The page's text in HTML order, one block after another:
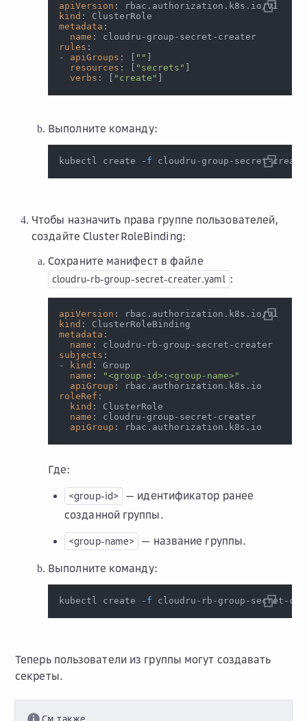
apiVersion :
rbac.authorization.k8s.io/v1
kind :
ClusterRole
metadata :
name : cloudru -group - secret - creater
rules :
-
apiGroups : ""
resources : "secrets"
verbs : "create"
Выполните команду:
kubectl create -f cloudru-group-secret-
Чтобы назначить права группе пользователей,
создайте ClusterRoleBinding:
Сохраните манифест в файле
cloudru-rb-group-secret-creater.yaml :
apiVersion :
rbac.authorization.k8s.io/v1
kind :
ClusterRoleBinding
metadata :
name : cloudru - rb -group - secret - creater
subjects :
-
kind :
Group
name :
"<group-id>:<group-name>"
apiGroup :
rbac.authorization.k8s.io
roleRef :
kind :
ClusterRole
name : cloudru -group - secret - creater
apiGroup : rbac.authorization.k8s.io
Где:
<group-id>
— идентификатор ранее
созданной группы.
<group-name>
— название группы.
Выполните команду:
kubectl create -f cloudru-rb-group-secret-
Теперь пользователи из группы могут создавать
секреты.
См.также